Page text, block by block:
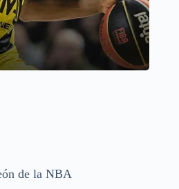
de la NBA